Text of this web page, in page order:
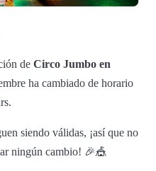
de Circo Jumbo en
ha cambiado de horario
siendo válidas, ¡así que no
ningún cambio! 🎉🎪